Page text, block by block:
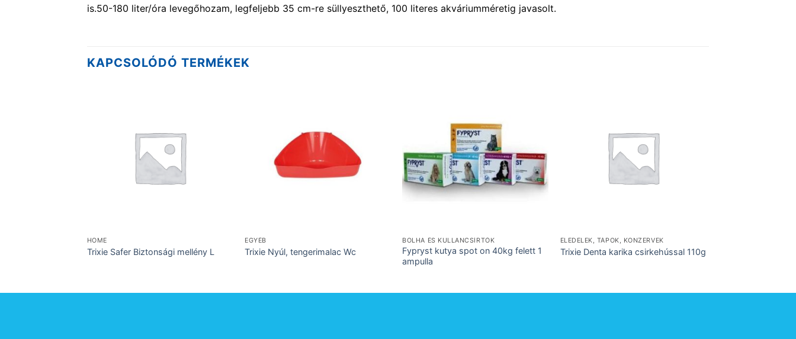
is.50-180 liter/óra levegőhozam, legfeljebb 35 cm-re süllyeszthető, 100 literes akváriumméretig javasolt.
KAPCSOLÓDÓ TERMÉKEK
HOME
Trixie Safer Biztonsági mellény L
EGYÉB
Trixie Nyúl, tengerimalac Wc
BOLHA ÉS KULLANCSÍRTÓK
Fypryst kutya spot on 40kg felett 1
ampulla
ELEDELEK, TÁPOK, KONZERVEK
Trixie Denta karika csirkehússal 110g